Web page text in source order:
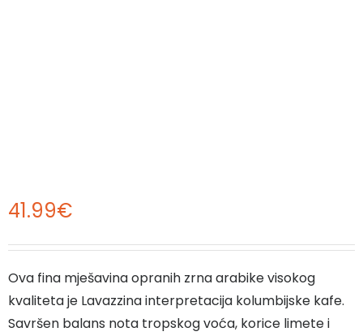
41.99€
Ova fina mješavina opranih zrna arabike visokog
kvaliteta je Lavazzina interpretacija kolumbijske kafe.
Savršen balans nota tropskog voća, korice limete i